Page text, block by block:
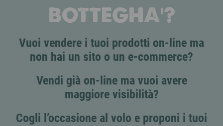
BOTTEGHA'?
Vuoi vendere i tuoi prodotti on-line ma
non hai un sito o un e-commerce?
Vendi già on-line ma vuoi avere
maggiore visibilità?
Cogli l’occasione al volo e proponi i tuoi